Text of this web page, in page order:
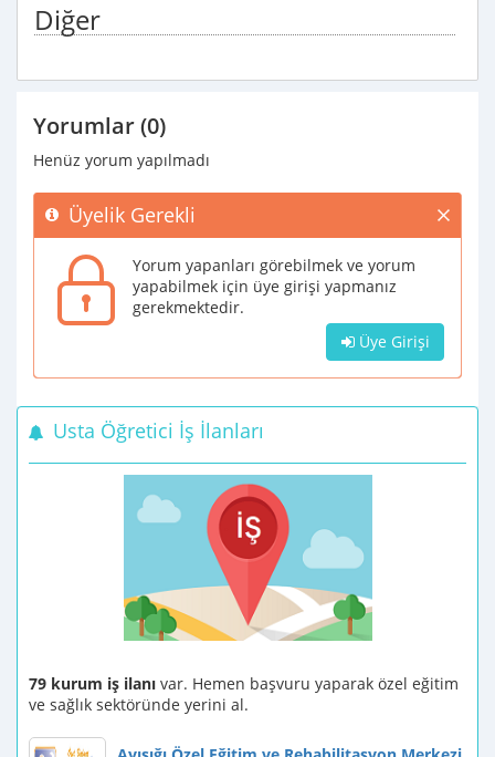
Diğer
Yorumlar (0)
Henüz yorum yapılmadı
Üyelik Gerekli
Yorum yapanları görebilmek ve yorum
yapabilmek için üye girişi yapmanız
gerekmektedir.
Üye Girişi
Usta Öğretici İş İlanları
79 kurum iş ilanı var. Hemen başvuru yaparak özel eğitim
ve sağlık sektöründe yerini al.